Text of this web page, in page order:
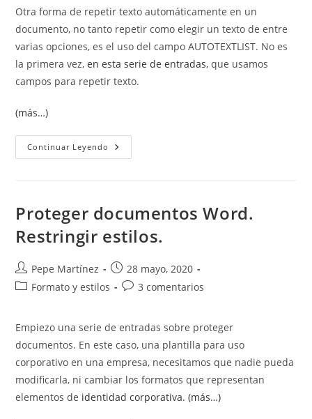
entrada:
entrada:
Otra forma de repetir texto automáticamente en un
documento, no tanto repetir como elegir un texto de entre
varias opciones, es el uso del campo AUTOTEXTLIST. No es
la primera vez,en esta serie de entradas, que usamos
campos para repetir texto.
(más…)
Continuar Leyendo Elegir
Texto
Proteger documentos Word.
Restringir estilos.
Autor
de
Pepe Martínez
Publicación
de
28 mayo, 2020
Categoría
entrada:
Formato y estilos
Comentarios
entrada:
3 comentarios
Empiezo una serie de entradas sobre proteger
documentos. En este caso, una plantilla para uso
corporativo en una empresa, necesitamos que nadie pueda
modificarla, ni cambiar los formatos que representan
elementos de identidad corporativa. (más…)